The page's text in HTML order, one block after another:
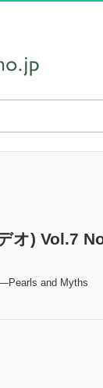
オ) Vol.7
―Pearls and Myths